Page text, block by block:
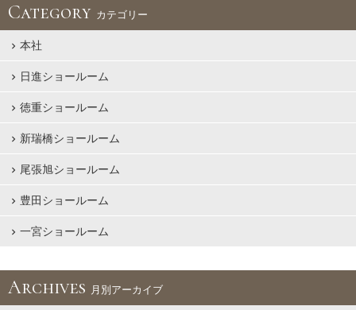
Category カテゴリー
本社
日進ショールーム
徳重ショールーム
新瑞橋ショールーム
尾張旭ショールーム
豊田ショールーム
一宮ショールーム
Archives 月別アーカイブ